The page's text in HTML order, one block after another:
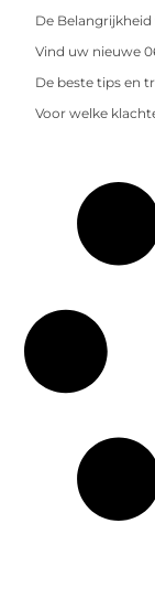
De
Vind uw nieuwe
De beste tips en
Voor welke